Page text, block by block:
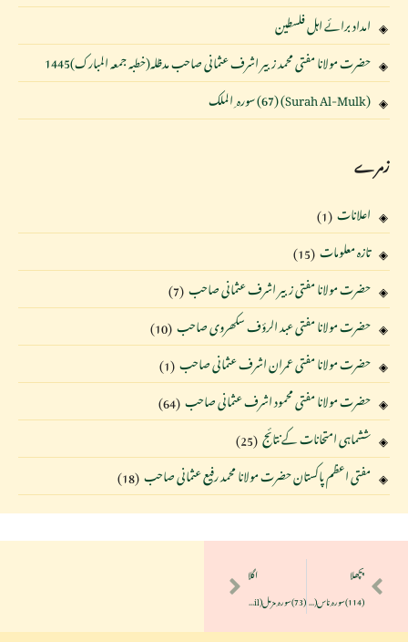
امداد برائے اہل فلسطین
حضرت مولانا مفتی محمد زبیر اشرف عثمانی صاحب مدظلہ(خطبہ جمعہ المبارک)1445
(Surah Al-Mulk) (67) سورہ ِ الملک
زمرے
اعلانات(1)
تازہ معلومات(15)
حضرت مولانا مفتی زبیر اشرف عثمانی صاحب(7)
حضرت مولانا مفتی عبد الرؤف سکھروی صاحب(10)
حضرت مولانا مفتی عمران اشرف عثمانی صاحب(1)
حضرت مولانا مفتی محمود اشرف عثمانی صاحب(64)
ششماہی امتحانات کے نتائج(25)
مفتی اعظم پاکستان حضرت مولانا محمد رفیع عثمانی صاحب(18)
پچھلا
(114)سورہ ِ ناس(Surah An-Nas)رمضان المبارک 1439ھ
اگلا
(73)سورہ ِ مزمل(Surah Al-Muzzammil)رمضان المبارک 1433ھ